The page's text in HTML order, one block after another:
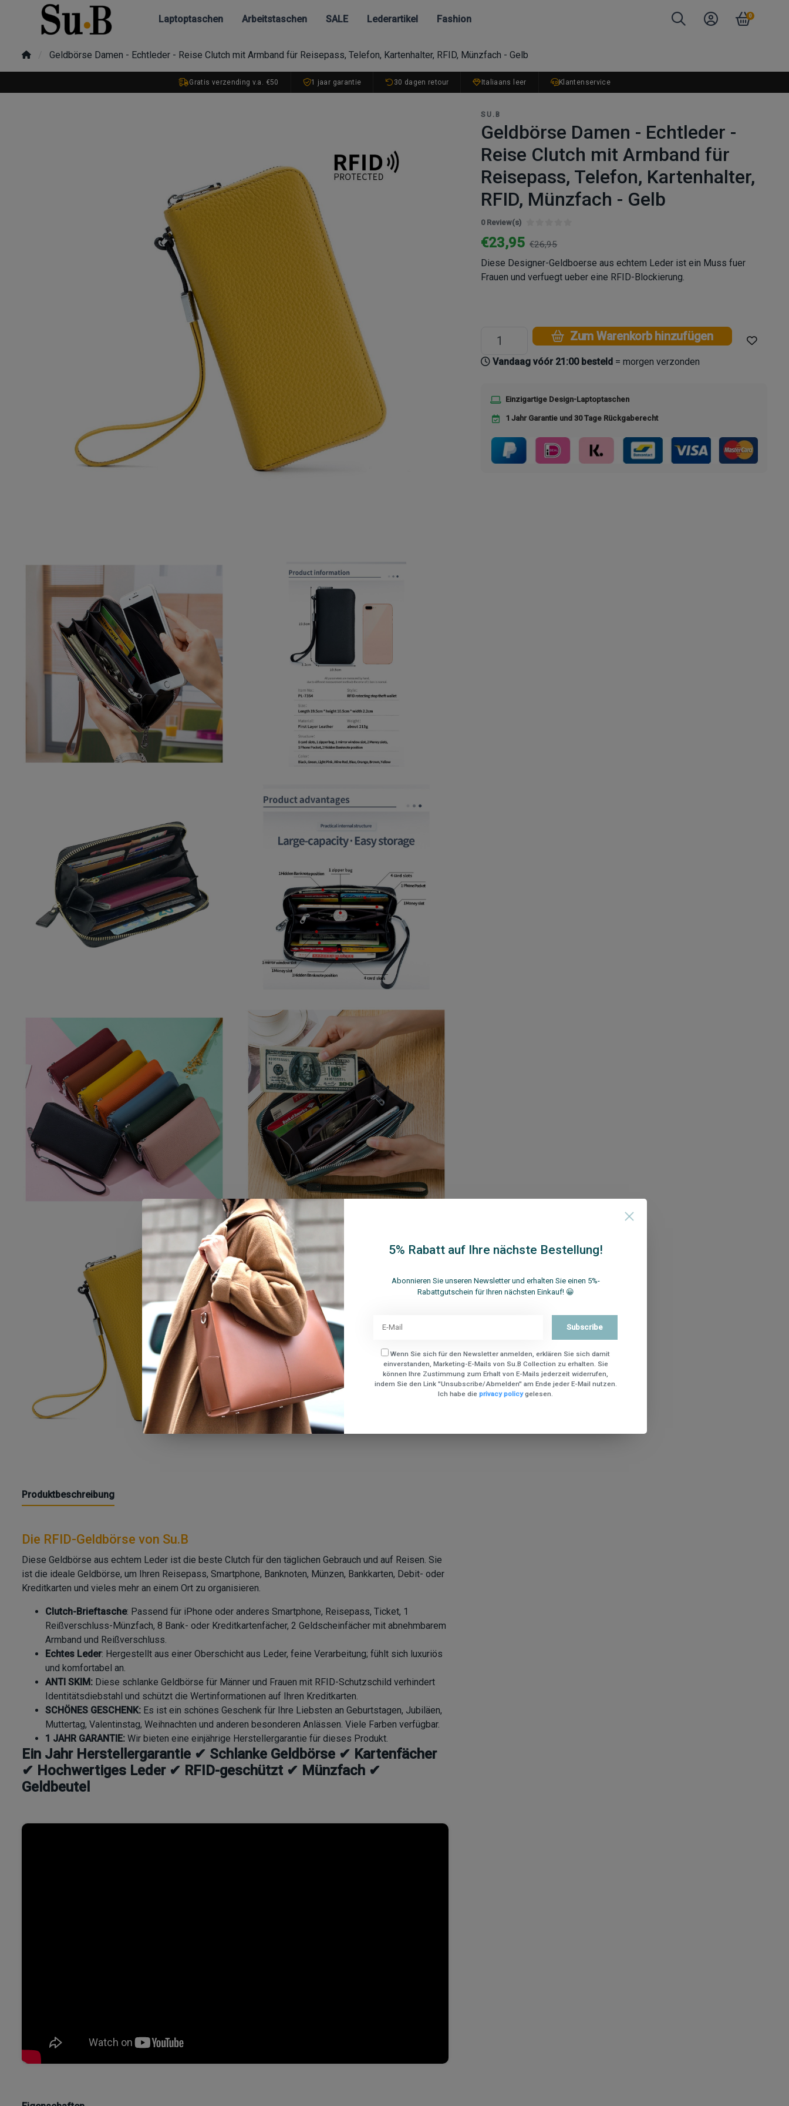
Laptoptaschen Arbeitstaschen SALE Lederartikel Fashion 0
Geldbörse Damen - Echtleder - Reise Clutch mit Armband für Reisepass, Telefon, Kartenhalter, RFID, Münzfach - Gelb
Gratis verzending v.a. €50 1 jaar garantie 30 dagen retour Italiaans leer Klantenservice
Produktbeschreibung
Die RFID-Geldbörse von Su.B
Diese Geldbörse aus echtem Leder ist die beste Clutch für den täglichen Gebrauch und auf Reisen. Sie
ist die ideale Geldbörse, um Ihren Reisepass, Smartphone, Banknoten, Münzen, Bankkarten, Debit- oder
Kreditkarten und vieles mehr an einem Ort zu organisieren.
Clutch-Brieftasche: Passend für iPhone oder anderes Smartphone, Reisepass, Ticket, 1
Reißverschluss-Münzfach, 8 Bank- oder Kreditkartenfächer, 2 Geldscheinfächer mit abnehmbarem
Armband und Reißverschluss.
Echtes Leder: Hergestellt aus einer Oberschicht aus Leder, feine Verarbeitung; fühlt sich luxuriös
und komfortabel an.
ANTI SKIM: Diese schlanke Geldbörse für Männer und Frauen mit RFID-Schutzschild verhindert
Identitätsdiebstahl und schützt die Wertinformationen auf Ihren Kreditkarten.
SCHÖNES GESCHENK: Es ist ein schönes Geschenk für Ihre Liebsten an Geburtstagen, Jubiläen,
Muttertag, Valentinstag, Weihnachten und anderen besonderen Anlässen. Viele Farben verfügbar.
1 JAHR GARANTIE: Wir bieten eine einjährige Herstellergarantie für dieses Produkt.
Ein Jahr Herstellergarantie ✔ Schlanke Geldbörse ✔ Kartenfächer
✔ Hochwertiges Leder ✔ RFID-geschützt ✔ Münzfach ✔
Geldbeutel
SU.B
Geldbörse Damen - Echtleder -
Reise Clutch mit Armband für
Reisepass, Telefon, Kartenhalter,
RFID, Münzfach - Gelb
0 Review(s)
€23,95 €26,95
Diese Designer-Geldboerse aus echtem Leder ist ein Muss fuer
Frauen und verfuegt ueber eine RFID-Blockierung.
Zum Warenkorb hinzufügen
Vandaag vóór 21:00 besteld = morgen verzonden
Einzigartige Design-Laptoptaschen
1 Jahr Garantie und 30 Tage Rückgaberecht
5% Rabatt auf Ihre nächste Bestellung!
Abonnieren Sie unseren Newsletter und erhalten Sie einen 5%-
Rabattgutschein für Ihren nächsten Einkauf! 😀
Subscribe
Wenn Sie sich für den Newsletter anmelden, erklären Sie sich damit
einverstanden, Marketing-E-Mails von Su.B Collection zu erhalten. Sie
können Ihre Zustimmung zum Erhalt von E-Mails jederzeit widerrufen,
indem Sie den Link "Unsubscribe/Abmelden" am Ende jeder E-Mail nutzen.
Ich habe die privacy policy gelesen.